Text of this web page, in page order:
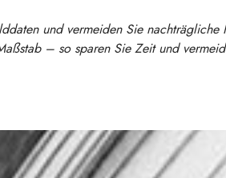
und vermeiden Sie
– so sparen Sie Zeit und